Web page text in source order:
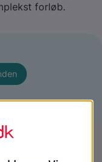
forløb.